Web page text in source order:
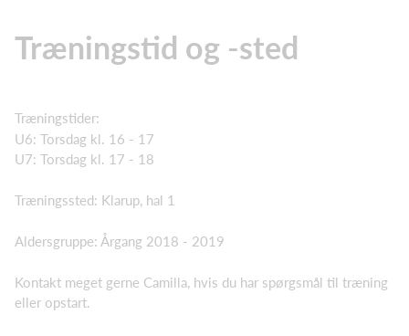
Træningstid og -sted
Træningstider:
U6: Torsdag kl. 16 - 17
U7: Torsdag kl. 17 - 18
Træningssted: Klarup, hal 1
Aldersgruppe: Årgang 2018 - 2019
Kontakt meget gerne Camilla, hvis du har spørgsmål til træning
eller opstart.